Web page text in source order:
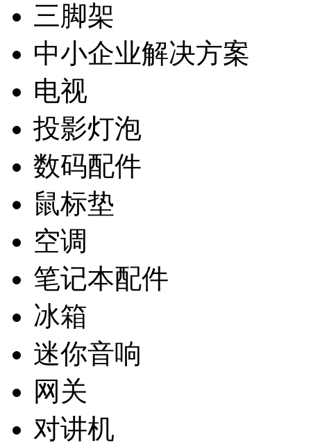
三脚架
中小企业解决方案
电视
投影灯泡
数码配件
鼠标垫
空调
笔记本配件
冰箱
迷你音响
网关
对讲机